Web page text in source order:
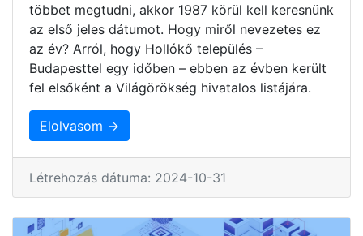
többet megtudni, akkor 1987 körül kell keresnünk
az első jeles dátumot. Hogy miről nevezetes ez
az év? Arról, hogy Hollókő település –
Budapesttel egy időben – ebben az évben került
fel elsőként a Világörökség hivatalos listájára.
Elolvasom →
Létrehozás dátuma: 2024-10-31